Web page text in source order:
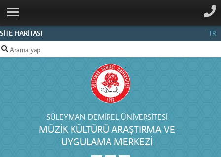
SİTE HARİTASI TR
SÜLEYMAN DEMIREL ÜNIVERSITESI
MÜZIK KÜLTÜRÜ ARAŞTIRMA VE
UYGULAMA MERKEZI
ANA SAYFA
MERKEZ
HAKKINDA
BELGELIK